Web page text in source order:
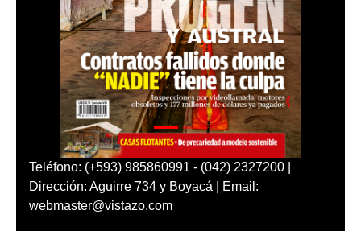
Teléfono: (+593) 985860991 - (042) 2327200 |
Dirección: Aguirre 734 y Boyacá | Email:
webmaster@vistazo.com